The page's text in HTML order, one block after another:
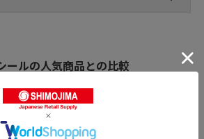
ールの人気商品との比較